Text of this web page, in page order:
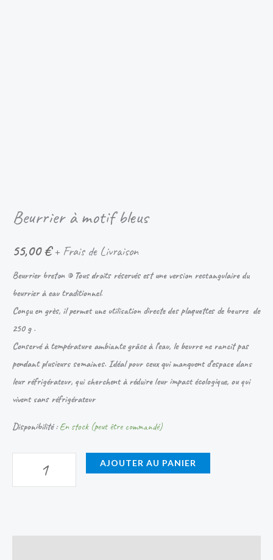
Beurrier à motif bleus
55,00€ + Frais de Livraison
Beurrier breton © Tous droits réservés est une version rectangulaire du
beurrier à eau traditionnel.
Conçu en grès, il permet une utilisation directe des plaquettes de beurre de
250 g .
Conservé à température ambiante grâce à l’eau, le beurre ne rancit pas
pendant plusieurs semaines. Idéal pour ceux qui manquent d’espace dans
leur réfrigérateur, qui cherchent à réduire leur impact écologique, ou qui
vivent sans réfrigérateur
Disponibilité : En stock (peut être commandé)
AJOUTER AU PANIER